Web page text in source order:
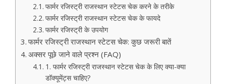
फार्मर रजिस्ट्री राजस्थान स्टेटस चेक करने के तरीके
फार्मर रजिस्ट्री राजस्थान स्टेटस चेक के फायदे
फार्मर रजिस्ट्री के उपयोग
फार्मर रजिस्ट्री राजस्थान स्टेटस चेक: कुछ जरूरी बातें
अक्सर पूछे जाने वाले प्रश्न (FAQ)
1. फार्मर रजिस्ट्री राजस्थान स्टेटस चेक के लिए क्या-क्या
डॉक्यूमेंट्स चाहिए?